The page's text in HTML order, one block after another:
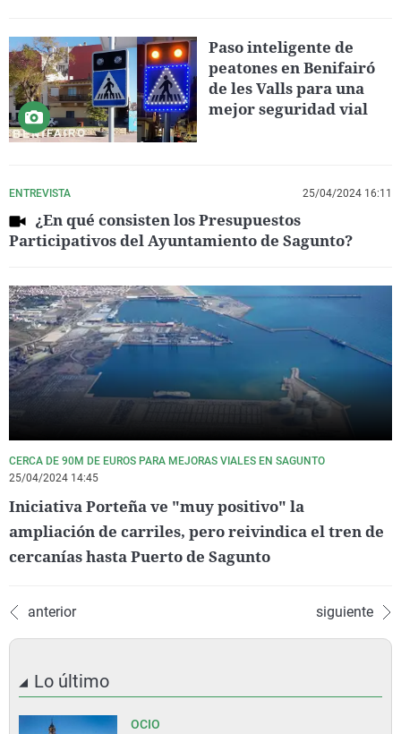
Paso inteligente de
peatones en Benifairó
de les Valls para una
mejor seguridad vial
ENTREVISTA 25/04/2024 16:11
¿En qué consisten los Presupuestos
Participativos del Ayuntamiento de Sagunto?
CERCA DE 90M DE EUROS PARA MEJORAS VIALES EN SAGUNTO
25/04/2024 14:45
Iniciativa Porteña ve "muy positivo" la
ampliación de carriles, pero reivindica el tren de
cercanías hasta Puerto de Sagunto
anterior siguiente
Lo último
OCIO